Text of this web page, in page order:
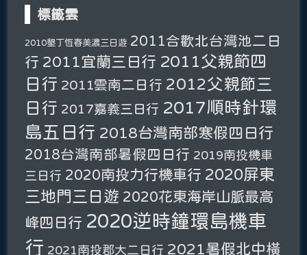
標籤雲
2010墾丁恆春美濃三日遊 2011合歡北台灣池二日
行 2011宜蘭三日行 2011父親節四
日行 2011雲南二日行 2012父親節三
日行 2017嘉義三日行 2017順時針環
島五日行 2018台灣南部寒假四日行
2018台灣南部暑假四日行 2019南投機車
三日行 2020南投力行機車行 2020屏東
三地門三日遊 2020花東海岸山脈最高
峰四日行 2020逆時鐘環島機車
行 2021南投郡大二日行 2021暑假北中橫